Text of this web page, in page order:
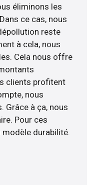
éliminons les
ce cas, nous
reste
à cela, nous
Cela nous offre
clients profitent
nous
Grâce à ça, nous
Pour ces
durabilité.